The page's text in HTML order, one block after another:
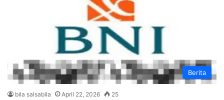
Berita
bila salsabila April 22, 2026 25